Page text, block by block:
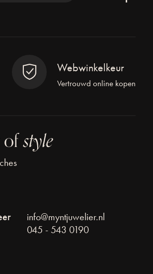
Webwinkelkeur
Vertrouwd online kopen
ofstyle
info@myntjuwelier.nl
045 - 543 0190